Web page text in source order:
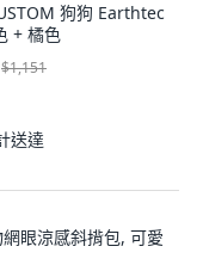
狗狗 Earthtec
+ 橘色
$1,151
送達
網眼涼感斜揹包, 可愛